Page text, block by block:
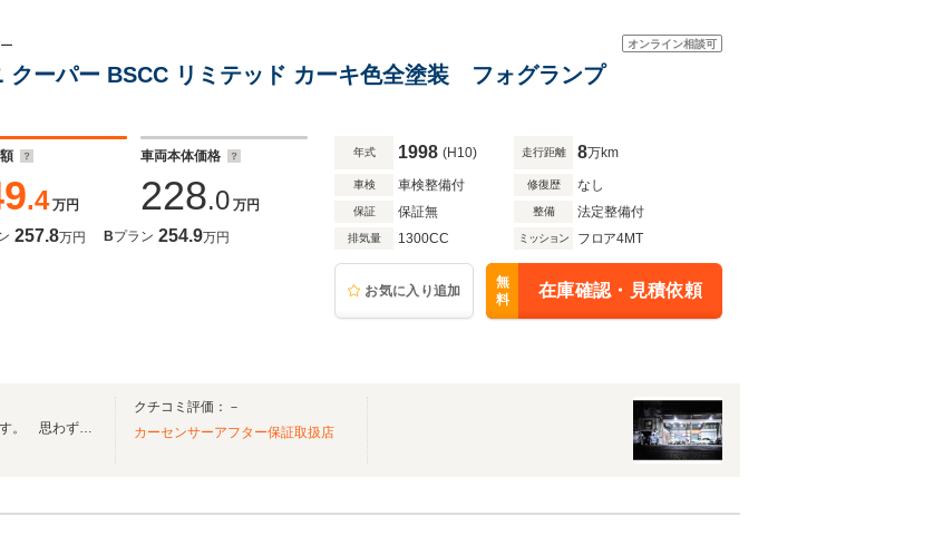
オンライン相談可
クーパー BSCC リミテッド カーキ色全塗装 フォグランプ
.4 万円
車両本体価格
228.0 万円
257.8万円 Bプラン 254.9万円
年式 1998 (H10) 走行距離 8万km
車検 車検整備付 修復歴 なし
保証 保証無 整備 法定整備付
排気量 1300CC ミッション フロア4MT
お気に入り追加
無
料
在庫確認・見積依頼
趣味のクルマ屋 株式会社クールマンです。 思わず笑顔になるクルマをご案内します。
クチコミ評価：－
カーセンサーアフター保証取扱店